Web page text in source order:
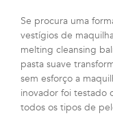
Se procura uma
vestígios de
melting cleansing
pasta suave
sem esforço a
inovador foi testado
todos os tipos de